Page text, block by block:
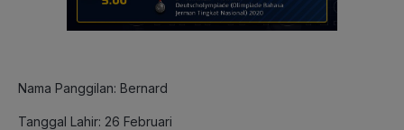
Nama Panggilan: Bernard
Tanggal Lahir: 26 Februari